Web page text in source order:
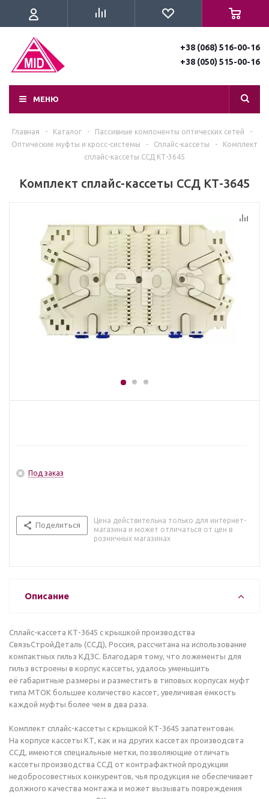
+38 (068) 516-00-16
+38 (050) 515-00-16
МЕНЮ
Главная - Каталог - Пассивные компоненты оптических сетей
-
Оптические муфты и кросс-системы
- Сплайс-кассеты -
Комплект
сплайс-кассеты ССД КТ-3645
Комплект сплайс-кассеты ССД КТ-3645
Под заказ
Поделиться
Цена действительна только для интернет-
магазина и может отличаться от цен в
розничных магазинах
Описание
Сплайс-кассета КТ-3645 с крышкой производства
СвязьСтройДеталь (ССД), Россия, рассчитана на использование
компактных гильз КДЗС. Благодаря тому, что ложементы для
гильз встроены в корпус кассеты, удалось уменьшить
её габаритные размеры и разместить в типовых корпусах муфт
типа МТОК большее количество кассет, увеличивая ёмкость
каждой муфты более чем в два раза.
Комплект сплайс-кассеты с крышкой КТ-3645 запатентован.
На корпусе кассеты КТ, как и на других кассетах производсвта
ССД, имеются специальные метки, позволяющие отличать
кассеты производства ССД от контрафактной продукции
недобросовестных конкурентов, чья продукция не обеспечивает
должного качества монтажа и может вызывать повреждения